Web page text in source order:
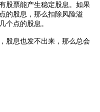
股票能产生稳定股息。如果
的股息，那么扣除风险溢
个点的股息。
股息也发不出来，那么总会